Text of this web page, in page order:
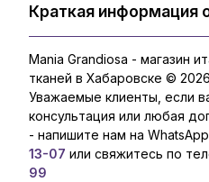
Краткая информация
Mania Grandiosa - магазин
тканей в Хабаровске ©
Уважаемые клиенты, если
консультация или любая
- напишите нам на
13-07 или свяжитесь по
99